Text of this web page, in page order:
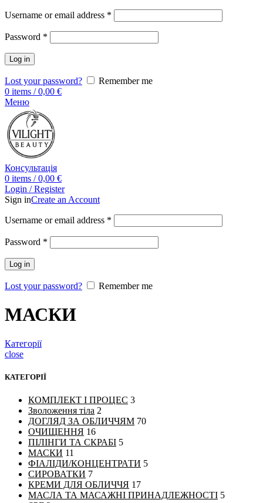
Username or email address *
Password *
Log in
Lost your password?
Remember me
0 items / 0,00 €
Меню
Консультація
0 items / 0,00 €
Login / Register
Sign inCreate an Account
Username or email address *
Password *
Log in
Lost your password? Remember me
МАСКИ
Категорії
close
КАТЕГОРІЇ
КОМПЛЕКТ І ПРОЦЕС 3
Зволоження тіла 2
ДОГЛЯД ЗА ОБЛИЧЧЯМ 70
ОЧИЩЕННЯ 16
ПІЛІНГИ ТА СКРАБІ 5
МАСКИ 11
ФІАЛІДИ/КОНЦЕНТРАТИ 5
СИРОВАТКИ 7
КРЕМИ ДЛЯ ОБЛИЧЧЯ 17
МАСЛА ТА МАСАЖНІ ПРИНАДЛЕЖНОСТІ 5